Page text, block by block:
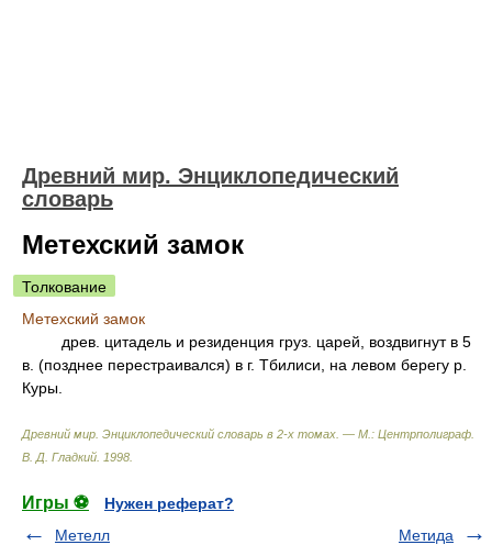
Древний мир. Энциклопедический
словарь
Метехский замок
Толкование
Метехский замок
древ. цитадель и резиденция груз. царей, воздвигнут в 5
в. (позднее перестраивался) в г. Тбилиси, на левом берегу р.
Куры.
Древний мир. Энциклопедический словарь в 2-х томах. — М.: Центрполиграф
В. Д. Гладкий 1998
Игры ⚽
Нужен реферат?
Метелл
Метида